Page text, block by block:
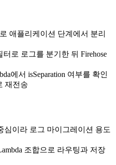
애플리케이션 단계에서 분리
로 로그를 분기한 뒤 Firehose
에서 isSeparation 여부를 확인
재전송
심이라 로그 마이그레이션 용도
조합으로 라우팅과 저장